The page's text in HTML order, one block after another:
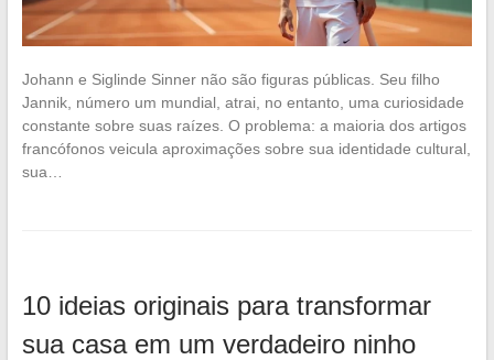
Johann e Siglinde Sinner não são figuras públicas. Seu filho
Jannik, número um mundial, atrai, no entanto, uma curiosidade
constante sobre suas raízes. O problema: a maioria dos artigos
francófonos veicula aproximações sobre sua identidade cultural,
sua…
10 ideias originais para transformar
sua casa em um verdadeiro ninho